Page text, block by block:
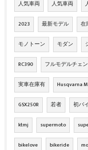
人気車両 人気車両
2023 最新モデル 在
モノトーン モダン
RC390 フルモデルチェ
実車在庫有 Husqvarna
GSX250R 若者 初バ
ktmj supermoto
bikelove bikeride